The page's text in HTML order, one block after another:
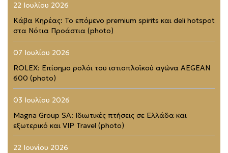
22 Ιουλίου 2026
Κάβα Κηρέας: Το επόμενο premium spirits και deli hotspot
στα Νότια Προάστια (photo)
07 Ιουλίου 2026
ROLEX: Επίσημο ρολόι του ιστιοπλοϊκού αγώνα AEGEAN
600 (photo)
03 Ιουλίου 2026
Magna Group SA: Ιδιωτικές πτήσεις σε Ελλάδα και
εξωτερικό και VIP Travel (photo)
22 Ιουνίου 2026